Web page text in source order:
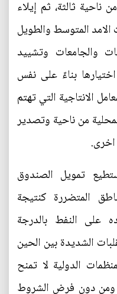
ثالثة، ثم إيلاء
الامد المتوسط والطويل
والجامعات وتشييد
بناءً على نفس
الانتاجية التي تهتم
من ناحية وتصدير
اخرى.
تمويل الصندوق
المتضررة كنتيجة
على النفط بالدرجة
الشديدة بين الحين
الدولية لا تمنح
ومن دون فرض الشروط